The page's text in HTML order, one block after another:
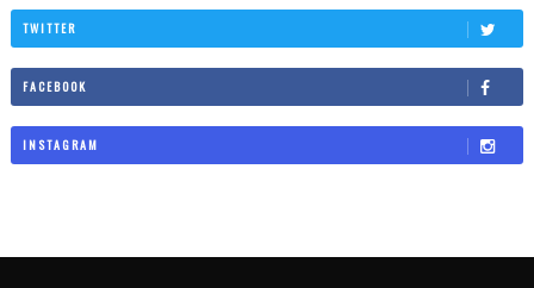
TWITTER
FACEBOOK
INSTAGRAM